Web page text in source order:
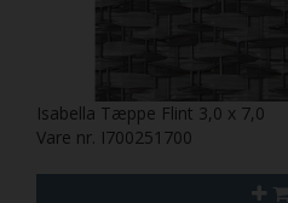
Isabella Tæppe Flint 3,0 x 7,0
Vare nr. I700251700